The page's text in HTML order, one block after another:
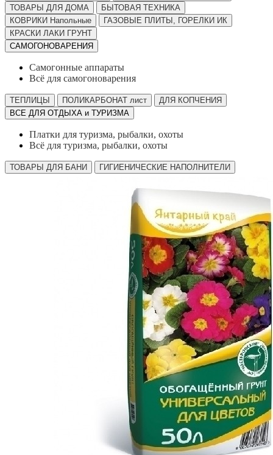
ТОВАРЫ ДЛЯ ДОМА
БЫТОВАЯ ТЕХНИКА
КОВРИКИ Напольные
ГАЗОВЫЕ ПЛИТЫ, ГОРЕЛКИ ИК
КРАСКИ ЛАКИ ГРУНТ
САМОГОНОВАРЕНИЯ
Самогонные аппараты
Всё для самогоноварения
ТЕПЛИЦЫ ПОЛИКАРБОНАТ лист
ДЛЯ КОПЧЕНИЯ
ВСЕ ДЛЯ ОТДЫХА и ТУРИЗМА
Платки для туризма, рыбалки, охоты
Всё для туризма, рыбалки, охоты
ТОВАРЫ ДЛЯ БАНИ ГИГИЕНИЧЕСКИЕ НАПОЛНИТЕЛИ